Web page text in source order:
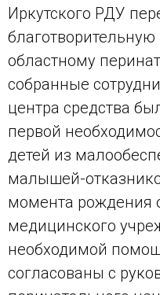
Иркутского РДУ
областному
собранные
центра средства
первой
детей из
малышей-
момента рождения
медицинского
необходимой
согласованы с